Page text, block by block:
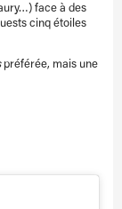
face à des
cinq étoiles
préférée, mais une